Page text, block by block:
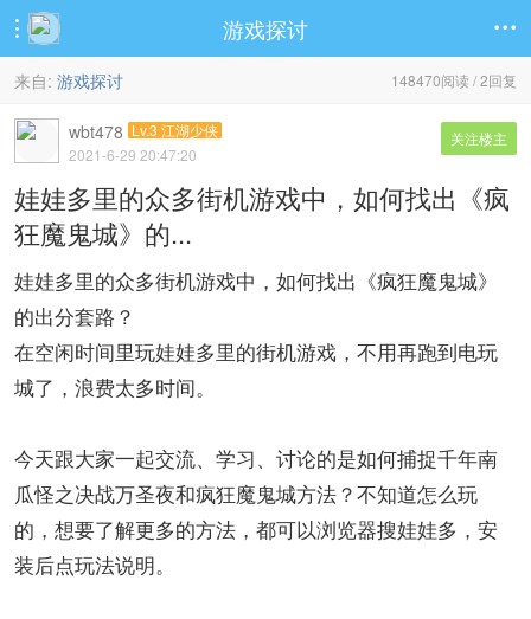
 游戏探讨 
148470阅读 / 2回复
来自: 游戏探讨
关注楼主
wbt478 Lv.3 江湖少侠
2021-6-29 20:47:20
娃娃多里的众多街机游戏中，如何找出《疯
狂魔鬼城》的...
娃娃多里的众多街机游戏中，如何找出《疯狂魔鬼城》
的出分套路？
在空闲时间里玩娃娃多里的街机游戏，不用再跑到电玩
城了，浪费太多时间。
今天跟大家一起交流、学习、讨论的是如何捕捉千年南
瓜怪之决战万圣夜和疯狂魔鬼城方法？不知道怎么玩
的，想要了解更多的方法，都可以浏览器搜娃娃多，安
装后点玩法说明。